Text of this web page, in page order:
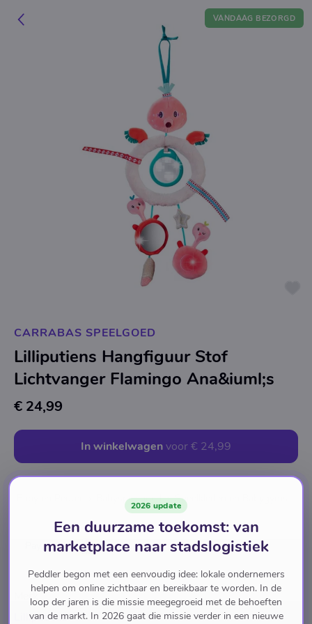
VANDAAG BEZORGD
CARRABAS SPEELGOED
Lilliputiens Hangfiguur Stof
Lichtvanger Flamingo Ana&iuml;s
€ 24,99
In winkelwagenvoor€ 24,99
Babyspeelgoed Speelkleden en Babygyms
Pay with
Merk
Lilliputiens
2026 update
Een duurzame toekomst: van
marketplace naar stadslogistiek
Peddler begon met een eenvoudig idee: lokale ondernemers
helpen om online zichtbaar en bereikbaar te worden. In de
loop der jaren is die missie meegegroeid met de behoeften
van de markt. In 2026 gaat die missie verder in een nieuwe